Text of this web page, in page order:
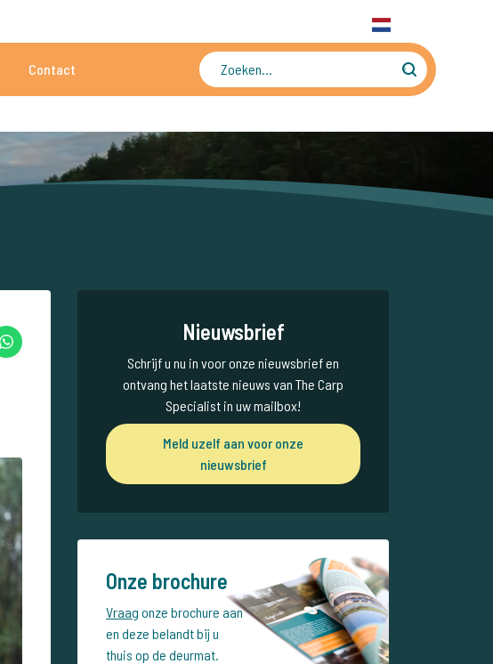
Contact
Nieuwsbrief
Schrijf u nu in voor onze nieuwsbrief en
ontvang het laatste nieuws van The Carp
Specialist in uw mailbox!
Meld uzelf aan voor onze
nieuwsbrief
Onze brochure
Vraag onze brochure aan
en deze belandt bij u
thuis op de deurmat.